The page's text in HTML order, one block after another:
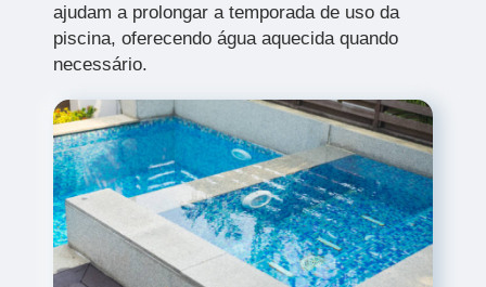
ajudam a prolongar a temporada de uso da
piscina, oferecendo água aquecida quando
necessário.